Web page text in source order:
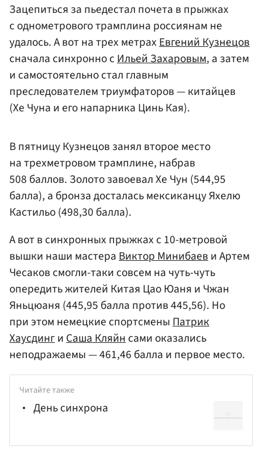
Зацепиться за пьедестал почета в прыжках
с однометрового трамплина россиянам не
удалось. А вот на трех метрахЕвгений Кузнецов
сначала синхронно сИльей Захаровым, а затем
и самостоятельно стал главным
преследователем триумфаторов — китайцев
(Хе Чуна и его напарника Цинь Кая).
В пятницу Кузнецов занял второе место
на трехметровом трамплине, набрав
508 баллов. Золото завоевал Хе Чун (544,95
балла), а бронза досталась мексиканцу Яхелю
Кастильо (498,30 балла).
А вот в синхронных прыжках с 10-метровой
вышки наши мастераВиктор Минибаеви Артем
Чесаков смогли-таки совсем на чуть-чуть
опередить жителей Китая Цао Юаня и Чжан
Яньцюаня (445,95 балла против 445,56). Но
при этом немецкие спортсменыПатрик
ХаусдингиСаша Кляйнсами оказались
неподражаемы — 461,46 балла и первое место.
Читайте также
День синхрона